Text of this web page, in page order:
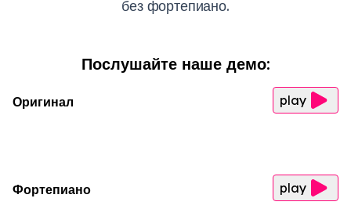
без фортепиано.
Послушайте наше демо:
Оригинал play
Фортепиано play